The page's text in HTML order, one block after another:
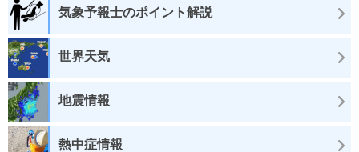
気象予報士のポイント解説
世界天気
地震情報
熱中症情報